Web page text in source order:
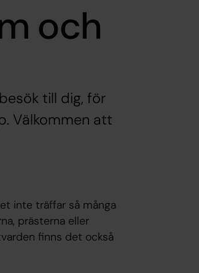
och
till dig, för
Välkommen att
inte träffar så många
prästerna eller
finns det också